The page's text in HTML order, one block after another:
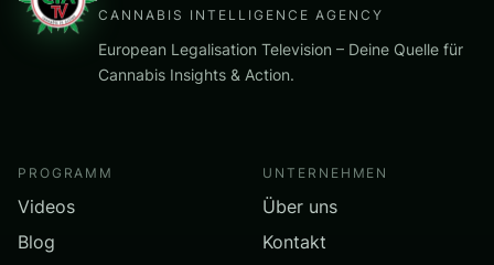
CANNABIS INTELLIGENCE AGENCY
European Legalisation Television – Deine Quelle für
Cannabis Insights & Action.
PROGRAMM
Videos
Blog
UNTERNEHMEN
Über uns
Kontakt